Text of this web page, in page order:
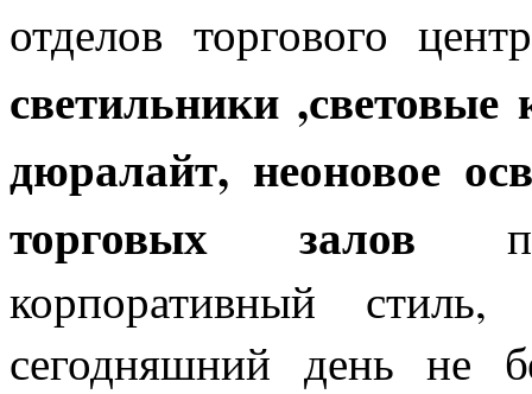
отделов торгового
светильники
дюралайт, неоновое
торговых залов
корпоративный
сегодняшний день не